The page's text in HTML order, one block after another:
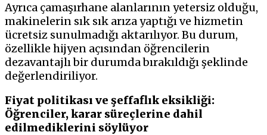
Ayrıca çamaşırhane alanlarının yetersiz olduğu,
makinelerin sık sık arıza yaptığı ve hizmetin
ücretsiz sunulmadığı aktarılıyor. Bu durum,
özellikle hijyen açısından öğrencilerin
dezavantajlı bir durumda bırakıldığı şeklinde
değerlendiriliyor.
Fiyat politikası ve şeffaflık eksikliği:
Öğrenciler, karar süreçlerine dahil
edilmediklerini söylüyor